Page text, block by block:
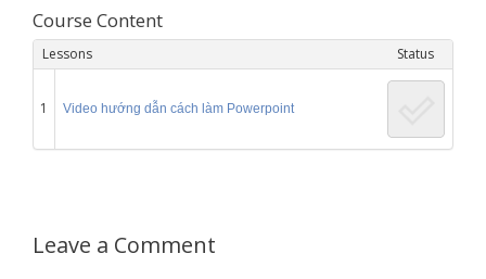
Course Content
Lessons Status
1 Video hướng dẫn cách làm Powerpoint
Leave a Comment